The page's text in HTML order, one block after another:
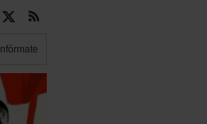
Infórmate